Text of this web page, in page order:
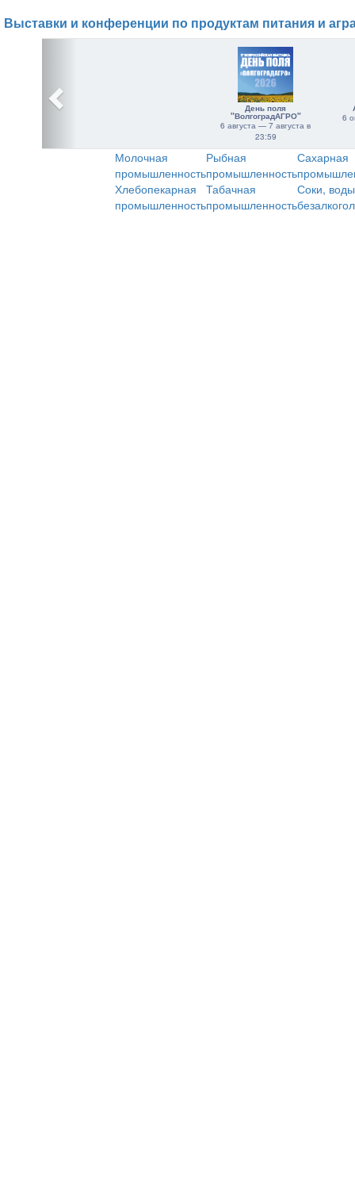
Выставки и конференции по продуктам питания и
День поля
"ВолгоградАГРО"
6 августа — 7 августа в
23:59
6
Молочная
промышленность
Рыбная
промышленность
Сахарная
Хлебопекарная
промышленность
Табачная
промышленность
Соки,